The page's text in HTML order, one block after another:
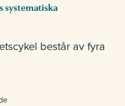
systematiska
består av fyra